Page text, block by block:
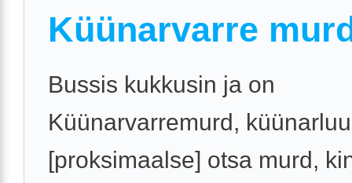
Küünarvarre
Bussis kukkusin ja on
Küünarvarremurd,
[proksimaalse] otsa murd,